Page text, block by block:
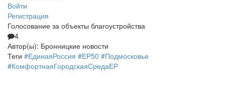
Войти
Регистрация
Голосование за объекты благоустройства
4
Автор(ы): Бронницкие новости
Теги #ЕдинаяРоссия #ЕР50 #Подмосковье
#КомфортнаяГородскаяСредаЕР